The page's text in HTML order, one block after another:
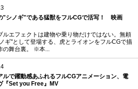
"シノギ"である猛獣をフルCGで活写！ 映画
ルエフェクトは建物や乗り物だけではない。無頼
ギ"として登場する、虎とライオンをフルCGで描
の舞台裏。 ※本...
ルで躍動感あふれるフルCGアニメーション、電
『Set you Free』MV